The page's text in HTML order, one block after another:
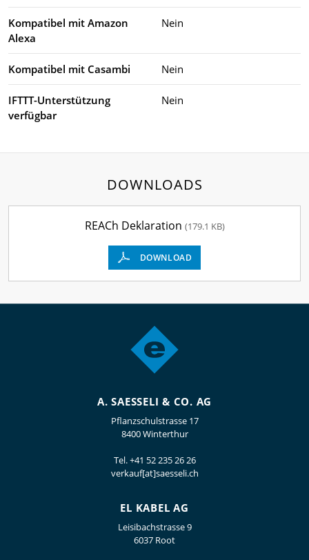
Kompatibel mit Amazon
Alexa
Nein
Kompatibel mit Casambi Nein
IFTTT-Unterstützung
verfügbar
Nein
DOWNLOADS
REACh Deklaration (179.1 KB)
DOWNLOAD
A. SAESSELI & CO. AG
Pflanzschulstrasse 17
8400 Winterthur
Tel.+41 52 235 26 26
verkauf[at]saesseli.ch
EL KABEL AG
Leisibachstrasse 9
6037 Root